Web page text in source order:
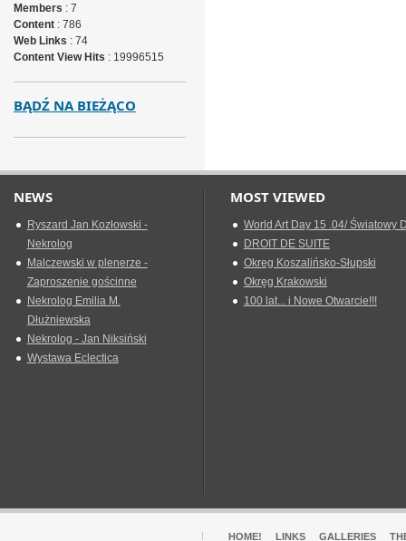
Members : 7
Content: 786
Web Links : 74
Content View Hits : 19996515
BĄDŹ NA BIEŻĄCO
NEWS
Ryszard Jan Kozłowski -
Nekrolog
Malczewski w plenerze -
Zaproszenie gościnne
Nekrolog Emilia M.
Dłużniewska
Nekrolog - Jan Niksiński
Wystawa Eclectica
MOST VIEWED
World Art Day 15 .04/ Światowy
DROIT DE SUITE
Okreg Koszalińsko-Słupski
Okręg Krakowski
100 lat... i Nowe Otwarcie!!!
HOME! LINKS GALLERIES